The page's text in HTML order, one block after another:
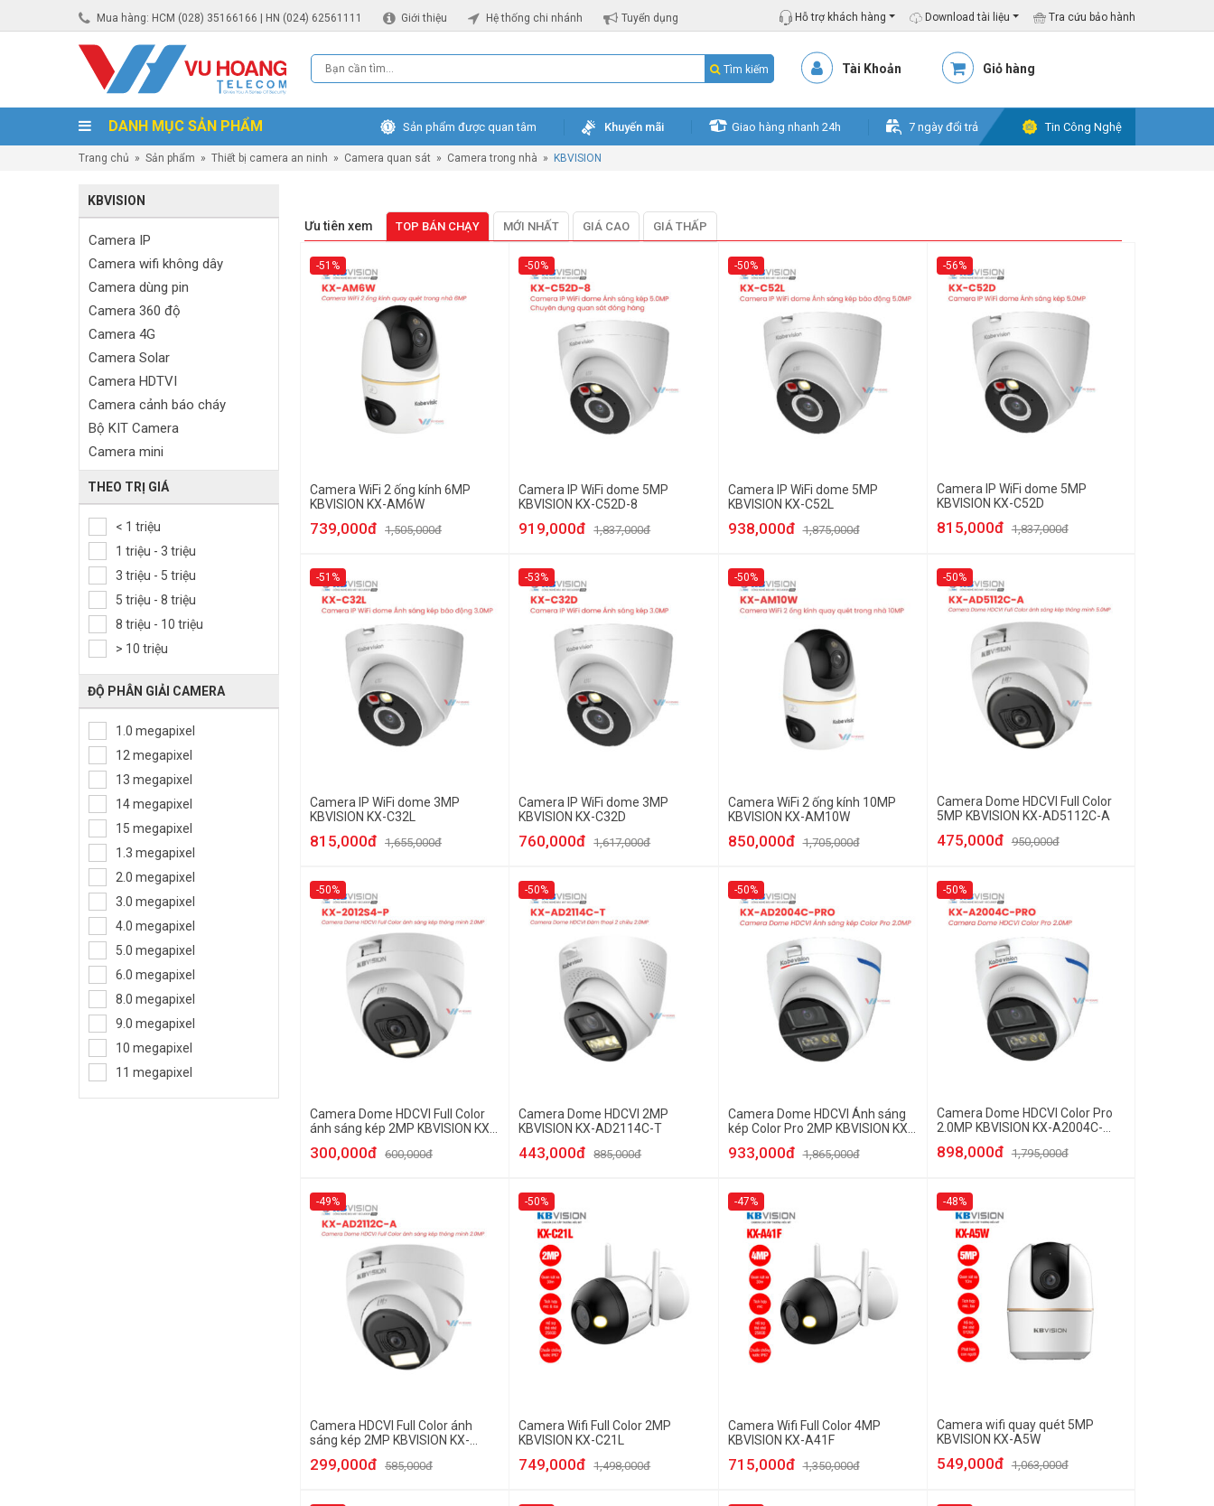
Mua hàng: HCM (028) 35166166 | HN (024) 62561111 Giới thiệu Hệ thống chi nhánh Tuyển dụng Hỗ trợ khách hàng Download tài liệu Tra cứu bảo hành
Tìm kiếm Tài Khoản Giỏ hàng
DANH MỤC SẢN PHẨM Sản phẩm được quan tâm Khuyến mãi Giao hàng nhanh 24h 7 ngày đổi trả Tin Công Nghệ
Trang chủ » Sản phẩm » Thiết bị camera an ninh » Camera quan sát » Camera trong nhà » KBVISION
KBVISION
Camera IP
Camera wifi không dây
Camera dùng pin
Camera 360 độ
Camera 4G
Camera Solar
Camera HDTVI
Camera cảnh báo cháy
Bộ KIT Camera
Camera mini
Camera HDCVI
Camera Full Color
Camera Starlight
Camera AI
Camera 5in1
Camera 4in1
Camera AHD
Camera cảm biến thân nhiệt
Camera toàn cảnh
Camera hành trình
Camera chuyên dụng
Camera IoT
Camera trong nhà
Camera ngoài trời
Camera Dome
Camera thân trụ
Camera Speed Dome
Camera ngụy trang
Camera Analog
THEO TRỊ GIÁ
< 1 triệu
1 triệu - 3 triệu
3 triệu - 5 triệu
5 triệu - 8 triệu
8 triệu - 10 triệu
> 10 triệu
ĐỘ PHÂN GIẢI CAMERA
1.0 megapixel
12 megapixel
13 megapixel
14 megapixel
15 megapixel
1.3 megapixel
2.0 megapixel
3.0 megapixel
4.0 megapixel
5.0 megapixel
6.0 megapixel
8.0 megapixel
9.0 megapixel
10 megapixel
11 megapixel
Ưu tiên xem TOP BÁN CHẠY MỚI NHẤT GIÁ CAO GIÁ THẤP
-51%
Camera WiFi 2 ống kính 6MP
KBVISION KX-AM6W
739,000đ 1,505,000đ
-50%
Camera IP WiFi dome 5MP
KBVISION KX-C52D-8
919,000đ 1,837,000đ
-50%
Camera IP WiFi dome 5MP
KBVISION KX-C52L
938,000đ 1,875,000đ
-56%
Camera IP WiFi dome 5MP
KBVISION KX-C52D
815,000đ 1,837,000đ
-51%
Camera IP WiFi dome 3MP
KBVISION KX-C32L
815,000đ 1,655,000đ
-53%
Camera IP WiFi dome 3MP
KBVISION KX-C32D
760,000đ 1,617,000đ
-50%
Camera WiFi 2 ống kính 10MP
KBVISION KX-AM10W
850,000đ 1,705,000đ
-50%
Camera Dome HDCVI Full Color
5MP KBVISION KX-AD5112C-A
475,000đ 950,000đ
-50%
Camera Dome HDCVI Full Color
ánh sáng kép 2MP KBVISION KX-
300,000đ 600,000đ
-50%
Camera Dome HDCVI 2MP
KBVISION KX-AD2114C-T
443,000đ 885,000đ
-50%
Camera Dome HDCVI Ánh sáng
kép Color Pro 2MP KBVISION KX-
933,000đ 1,865,000đ
-50%
Camera Dome HDCVI Color Pro
2.0MP KBVISION KX-A2004C-
898,000đ 1,795,000đ
-49%
Camera HDCVI Full Color ánh
sáng kép 2MP KBVISION KX-
299,000đ 585,000đ
-50%
Camera Wifi Full Color 2MP
KBVISION KX-C21L
749,000đ 1,498,000đ
-47%
Camera Wifi Full Color 4MP
KBVISION KX-A41F
715,000đ 1,350,000đ
-48%
Camera wifi quay quét 5MP
KBVISION KX-A5W
549,000đ 1,063,000đ